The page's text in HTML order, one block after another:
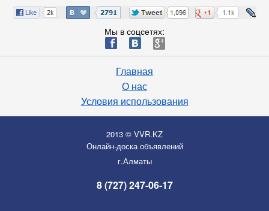
Мы в соцсетях:
ä æ è
Главная
О нас
Условия использования
2013 © VVR.KZ
Онлайн-доска объявлений
г.Алматы
8 (727) 247-06-17